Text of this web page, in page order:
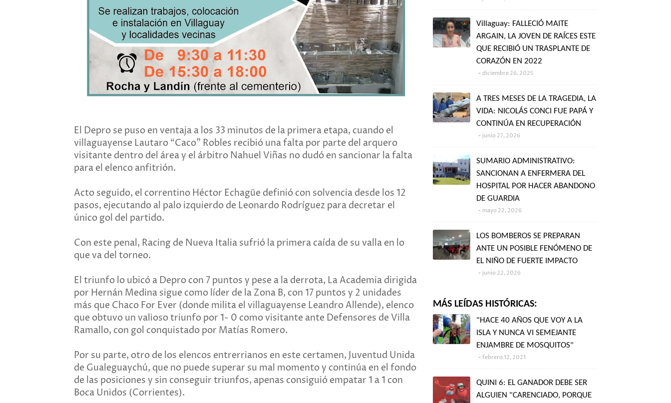
El Depro se puso en ventaja a los 33 minutos de la primera etapa, cuando el
villaguayense Lautaro “Caco” Robles recibió una falta por parte del arquero
visitante dentro del área y el árbitro Nahuel Viñas no dudó en sancionar la falta
para el elenco anfitrión.
Acto seguido, el correntino Héctor Echagüe definió con solvencia desde los 12
pasos, ejecutando al palo izquierdo de Leonardo Rodríguez para decretar el
único gol del partido.
Con este penal, Racing de Nueva Italia sufrió la primera caída de su valla en lo
que va del torneo.
El triunfo lo ubicó a Depro con 7 puntos y pese a la derrota, La Academia dirigida
por Hernán Medina sigue como líder de la Zona B, con 17 puntos y 2 unidades
más que Chaco For Ever (donde milita el villaguayense Leandro Allende), elenco
que obtuvo un valioso triunfo por 1- 0 como visitante ante Defensores de Villa
Ramallo, con gol conquistado por Matías Romero.
Por su parte, otro de los elencos entrerrianos en este certamen, Juventud Unida
de Gualeguaychú, que no puede superar su mal momento y continúa en el fondo
de las posiciones y sin conseguir triunfos, apenas consiguió empatar 1 a 1 con
Boca Unidos (Corrientes).
Villaguay: FALLECIÓ MAITE
ARGAIN, LA JOVEN DE RAÍCES ESTE
QUE RECIBIÓ UN TRASPLANTE DE
CORAZÓN EN 2022
diciembre 26, 2025
A TRES MESES DE LA TRAGEDIA, LA
VIDA: NICOLÁS CONCI FUE PAPÁ Y
CONTINÚA EN RECUPERACIÓN
junio 27, 2026
SUMARIO ADMINISTRATIVO:
SANCIONAN A ENFERMERA DEL
HOSPITAL POR HACER ABANDONO
DE GUARDIA
mayo 22, 2026
LOS BOMBEROS SE PREPARAN
ANTE UN POSIBLE FENÓMENO DE
EL NIÑO DE FUERTE IMPACTO
junio 22, 2026
MÁS LEÍDAS HISTÓRICAS:
"HACE 40 AÑOS QUE VOY A LA
ISLA Y NUNCA VI SEMEJANTE
ENJAMBRE DE MOSQUITOS"
febrero 12, 2021
QUINI 6: EL GANADOR DEBE SER
ALGUIEN "CARENCIADO, PORQUE